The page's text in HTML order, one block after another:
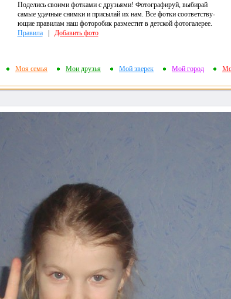
Поделись своими фотками с друзьями! Фотографируй, выбирай
самые удачные снимки и присылай их нам. Все фотки соответству-
ющие правилам наш фоторобик разместит в детской фотогалерее.
Правила| Добавить фото
Моя семья Мои друзья Мой зверек Мой город